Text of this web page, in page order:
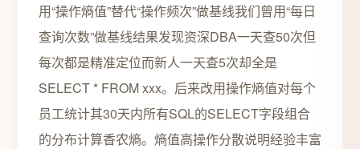
用“操作熵值”替代“操作频次”做基线我们曾用“每日
查询次数”做基线结果发现资深DBA一天查50次但
每次都是精准定位而新人一天查5次却全是
SELECT * FROM xxx。后来改用操作熵值对每个
员工统计其30天内所有SQL的SELECT字段组合
的分布计算香农熵。熵值高操作分散说明经验丰富